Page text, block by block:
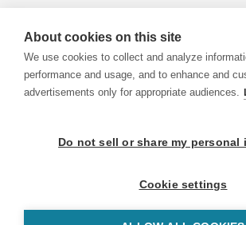
© 1999-2026 BrainPOP. Tous droits
enseignants is proudly powered byWordPress. Built by
About cookies on this site
We use cookies to collect and analyze
performance and usage, and to enhance and
advertisements only for appropriate audiences.
Do not sell or share my personal
Cookie settings